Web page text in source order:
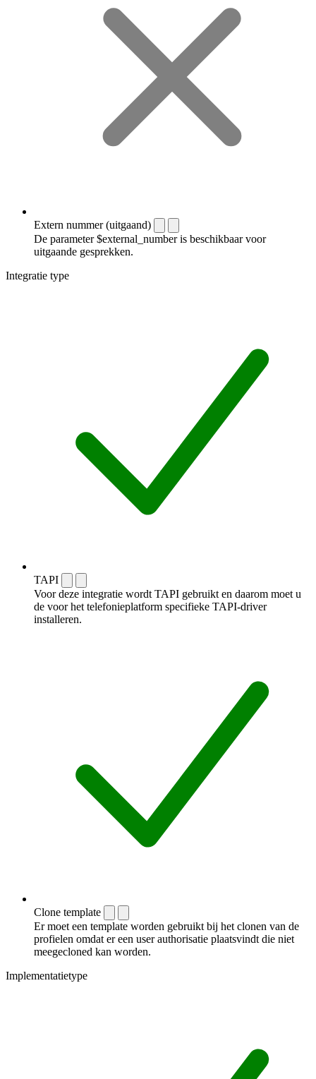
Extern nummer (uitgaand)
De parameter $external_number is beschikbaar voor
uitgaande gesprekken.
Integratie type
TAPI
Voor deze integratie wordt TAPI gebruikt en daarom moet u
de voor het telefonieplatform specifieke TAPI-driver
installeren.
Clone template
Er moet een template worden gebruikt bij het clonen van de
profielen omdat er een user authorisatie plaatsvindt die niet
meegecloned kan worden.
Implementatietype